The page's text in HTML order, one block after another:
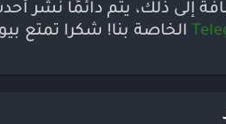
إلى ذلك، يتم دائمًا نشر
الخاصة بنا! شكرا تمتع